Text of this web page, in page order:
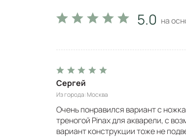
5.0 на
Сергей
Из города Москва
Очень понравился вариант с
треногой Pinax для акварели, с
вариант конструкции тоже не